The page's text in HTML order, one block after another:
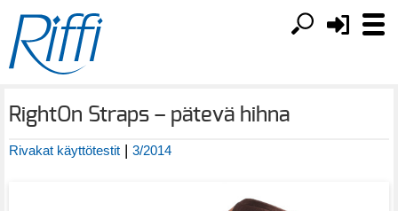
RightOn Straps – pätevä hihna
Rivakat käyttötestit | 3/2014